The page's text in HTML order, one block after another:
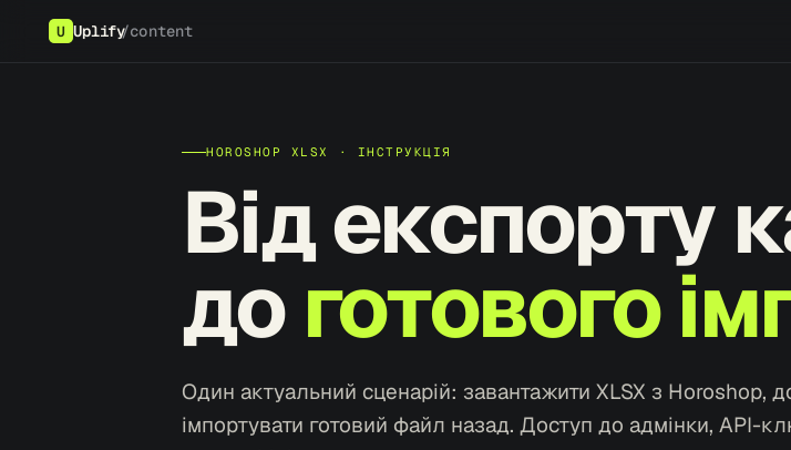
U Uplify/content
HOROSHOP XLSX · ІНСТРУКЦІЯ
Від експорту
доготового
Один актуальний сценарій: завантажити XLSX з Horoshop,
імпортувати готовий файл назад. Доступ до адмінки, API-